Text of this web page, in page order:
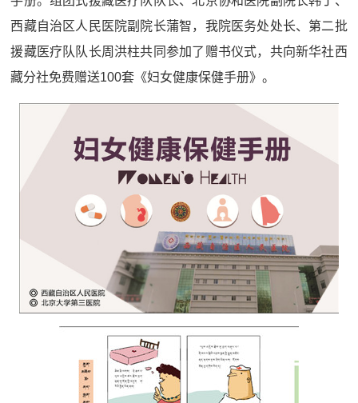
西藏自治区人民医院副院长蒲智，我院医务处处长、第二批
援藏医疗队队长周洪柱共同参加了赠书仪式，共向新华社西
藏分社免费赠送100套《妇女健康保健手册》。